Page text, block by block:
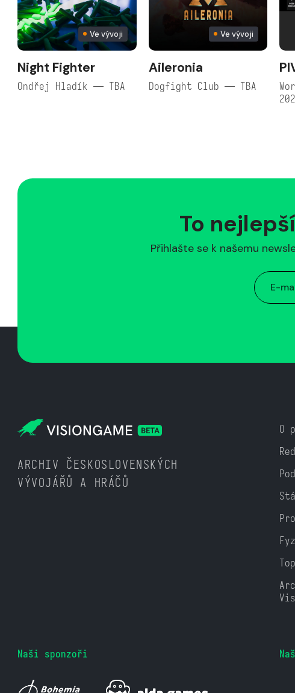
Ve vývoji
Night Fighter
Ondřej Hladík — TBA
Ve vývoji
Aileronia
Dogfight Club — TBA
To
Přihlašte se k našemu
ARCHIV ČESKOSLOVENSKÝCH
VÝVOJÁŘŮ A HRÁČŮ
O
Naši sponzoři